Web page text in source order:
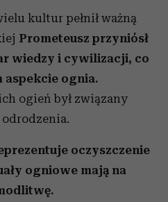
kultur pełnił ważną
Prometeusz przyniósł
wiedzy i cywilizacji, co
ognia.
ogień był związany
odrodzenia.
oczyszczenie
ogniowe mają na